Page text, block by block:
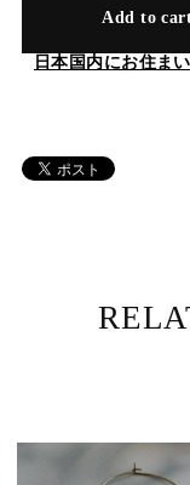
Add to
日本国内にお住ま